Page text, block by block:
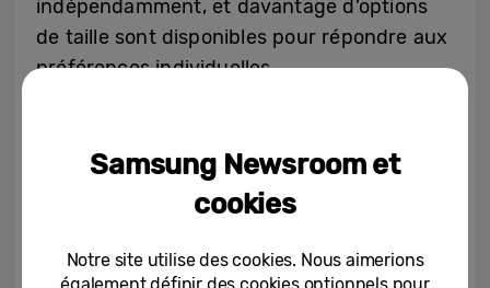
indépendamment, et davantage d’options
de taille sont disponibles pour répondre aux
préférences individuelles.
améliorée grâce à la vitesse réglable de la
, qui permet un contrôle plus
fluide du curseur, et à l’offre combinée
TalkBack, qui regroupe des fonctionnalités
précédemment proposées séparément par
Samsung Newsroom et
cookies
Notre site utilise des cookies. Nous aimerions
également définir des cookies optionnels pour